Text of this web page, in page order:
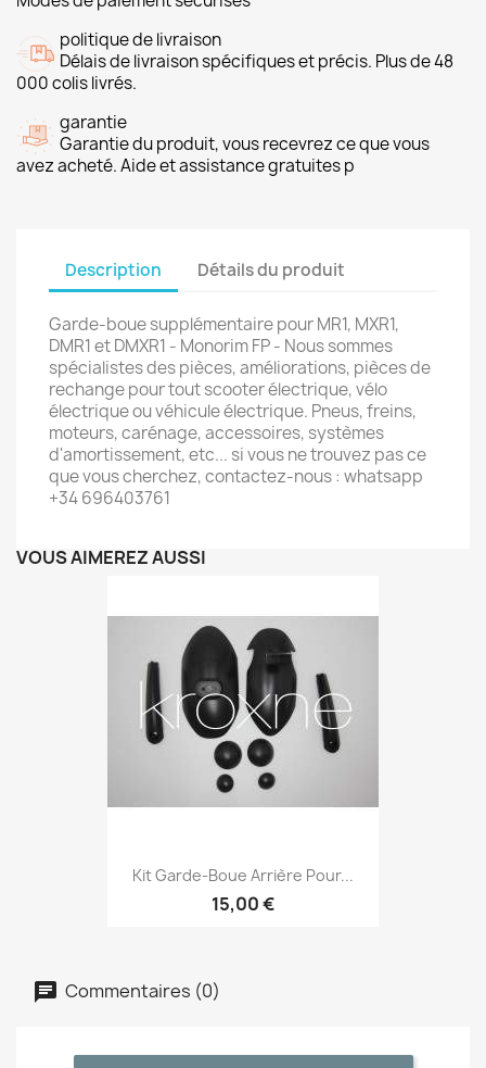
politique de livraison
Délais de livraison spécifiques et précis. Plus de 48
000 colis livrés.
garantie
Garantie du produit, vous recevrez ce que vous
avez acheté. Aide et assistance gratuites p
Description Détails du produit
Garde-boue supplémentaire pour MR1, MXR1,
DMR1 et DMXR1 - Monorim FP - Nous sommes
spécialistes des pièces, améliorations, pièces de
rechange pour tout scooter électrique, vélo
électrique ou véhicule électrique. Pneus, freins,
moteurs, carénage, accessoires, systèmes
d'amortissement, etc... si vous ne trouvez pas ce
que vous cherchez, contactez-nous : whatsapp
+34 696403761
VOUS AIMEREZ AUSSI
Kit Garde-Boue Arrière Pour...
15,00 €
Commentaires (0)